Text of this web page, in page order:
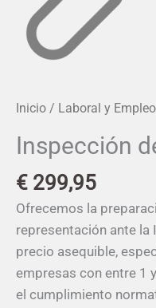
Inicio / Laboral y Empleo
Inspección
€ 299,95
Ofrecemos la
representación ante la
precio asequible,
empresas con entre 1
el cumplimiento